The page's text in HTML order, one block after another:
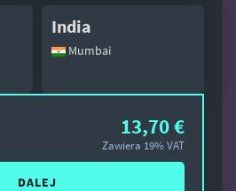
India
Mumbai
13,70 €
Zawiera 19% VAT
DALEJ